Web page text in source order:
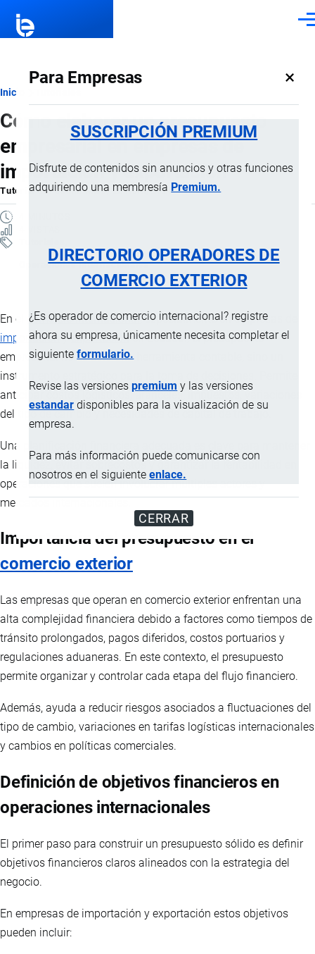
Para Empresas ×
SUSCRIPCIÓN PREMIUM
Disfrute de contenidos sin anuncios y otras funciones
adquiriendo una membresía Premium.
DIRECTORIO OPERADORES DE
COMERCIO EXTERIOR
¿Es operador de comercio internacional? registre
ahora su empresa, únicamente necesita completar el
siguienteformulario.
Revise las versionespremium y las versiones
estandar disponibles para la visualización de su
empresa.
Para más información puede comunicarse con
nosotros en el siguienteenlace.
CERRAR
Ruta
de
navegación
Inicio
Cómo elaborar un presupuesto
empresarial en empresas de
importación y exportación
TutorialporJaime Mise, 22 Abril, 2026
Operaciones internacionales
En el comercio internacional, especialmente en empresas de
importación yexportaciónen Ecuador, el presupuesto
empresarial no es solo una herramienta contable, sino un
instrumento estratégico para la toma de decisiones. Permite
anticipar costos logísticos, aranceles, impuestos, variaciones
del tipo de cambio y necesidades de capital de trabajo.
Una planificación financiera adecuada es clave para mantener
la liquidez, evitar sobrecostos y garantizar la rentabilidad en
operaciones que suelen involucrar múltiples actores y
mercados internacionales.
Importancia del presupuesto en el
comercio exterior
Las empresas que operan en comercio exterior enfrentan una
alta complejidad financiera debido a factores como tiempos de
tránsito prolongados, pagos diferidos, costos portuarios y
regulaciones aduaneras. En este contexto, el presupuesto
permite organizar y controlar cada etapa del flujo financiero.
Además, ayuda a reducir riesgos asociados a fluctuaciones del
tipo de cambio, variaciones en tarifas logísticas internacionales
y cambios en políticas comerciales.
Definición de objetivos financieros en
operaciones internacionales
El primer paso para construir un presupuesto sólido es definir
objetivos financieros claros alineados con la estrategia del
negocio.
En empresas de importación y exportación estos objetivos
pueden incluir: